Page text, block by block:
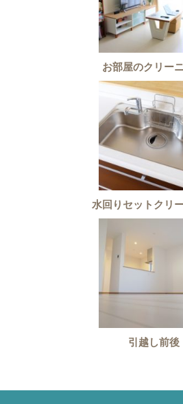
お部屋のクリー
水回りセットクリ
引越し前後